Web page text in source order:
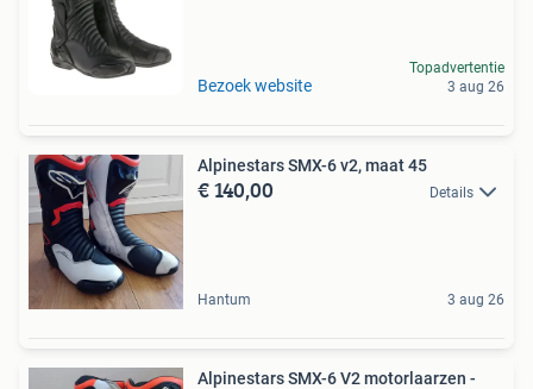
Bezoek website
Topadvertentie
3 aug 26
Alpinestars SMX-6 v2, maat 45
€ 140,00 Details
Hantum 3 aug 26
Alpinestars SMX-6 V2 motorlaarzen -